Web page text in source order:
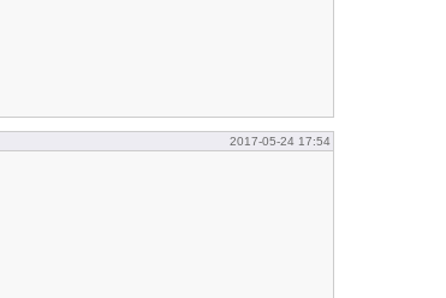
2017-05-24 17:54